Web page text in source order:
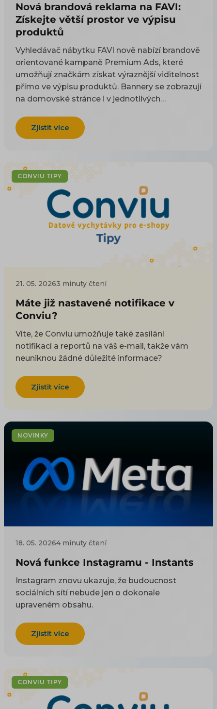
Nová brandová reklama na FAVI:
Získejte větší prostor ve výpisu
produktů
Vyhledávač nábytku FAVI nově nabízí brandově
orientované kampaně Premium Ads, které
umožňují značkám získat výraznější viditelnost
přímo ve výpisu produktů. Bannery se zobrazují
na domovské stránce i v jednotlivých
aktivně hledají produkty nebo inspiraci pro
bydlení.
Zjistit více
CONVIU TIPY
21. 05. 20263 minuty čtení
Máte již nastavené notifikace v
Conviu?
Víte, že Conviu umožňuje také zasílání
notifikací a reportů na váš e-mail, takže vám
neuniknou žádné důležité informace?
Zjistit více
NOVINKY
18. 05. 20264 minuty čtení
Nová funkce Instagramu - Instants
Instagram znovu ukazuje, že budoucnost
sociálních sítí nebude jen o dokonale
upraveném obsahu.
Zjistit více
CONVIU TIPY